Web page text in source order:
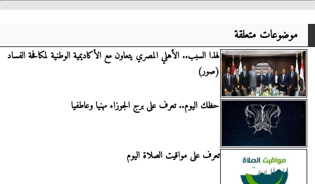
موضوعات متعلقة
لهذا السبب.. الأهلي المصري يتعاون مع الأكاديمية الوطنية لمكافحة الفساد
(صور)
حظك اليوم.. تعرف على برج الجوزاء مهنيا وعاطفيا
تعرف على مواقيت الصلاة اليوم